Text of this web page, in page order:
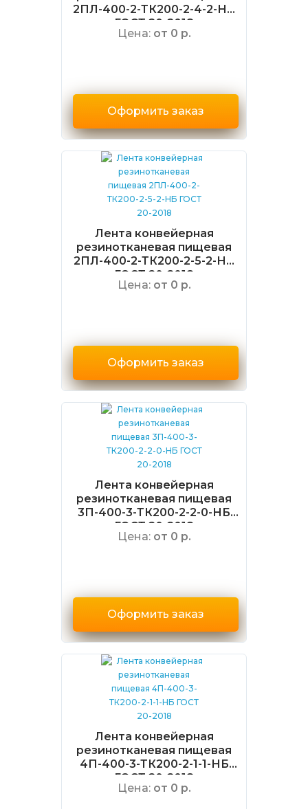
2ПЛ-400-2-ТК200-2-4-2-НБ
ГОСТ 20-2018
Цена: от 0 р.
Оформить заказ
Лента конвейерная
резинотканевая пищевая
2ПЛ-400-2-ТК200-2-5-2-НБ
ГОСТ 20-2018
Цена: от 0 р.
Оформить заказ
Лента конвейерная
резинотканевая пищевая
3П-400-3-ТК200-2-2-0-НБ
ГОСТ 20-2018
Цена: от 0 р.
Оформить заказ
Лента конвейерная
резинотканевая пищевая
4П-400-3-ТК200-2-1-1-НБ
ГОСТ 20-2018
Цена: от 0 р.